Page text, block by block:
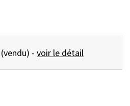
SERVICE Arcoroc ... (vendu) - voir le détail